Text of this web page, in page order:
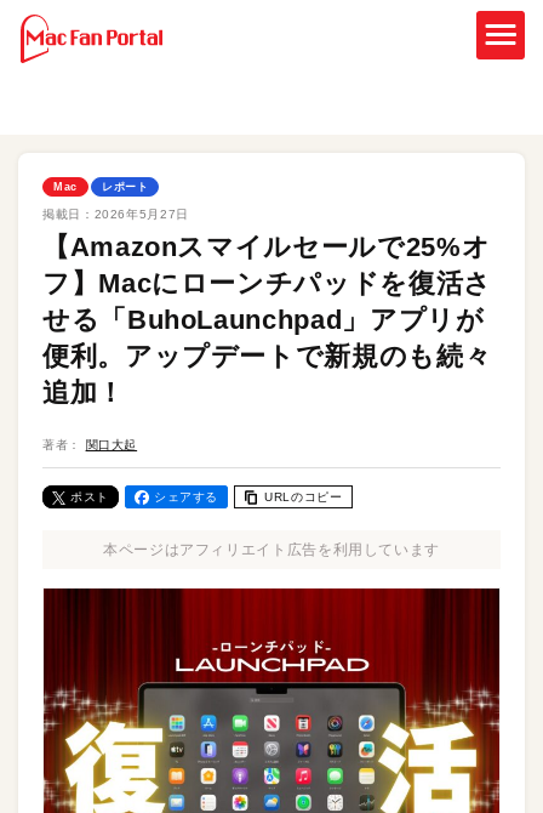
Mac レポート
掲載日： 2026年5月27日
【Amazonスマイルセールで25%オ
フ】Macにローンチパッドを復活さ
せる「BuhoLaunchpad」アプリが
便利。アップデートで新規のも続々
追加！
著者： 関口大起
ポスト シェアする URLのコピー
本ページはアフィリエイト広告を利用しています